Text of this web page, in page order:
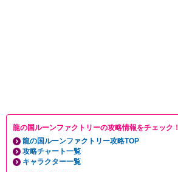
龍の国ルーンファクトリーの攻略情報をチェック！
龍の国ルーンファクトリー攻略TOP
攻略チャート一覧
キャラクター一覧